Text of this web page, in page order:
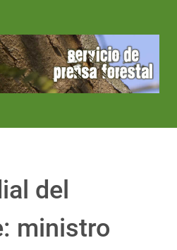
del
ministro